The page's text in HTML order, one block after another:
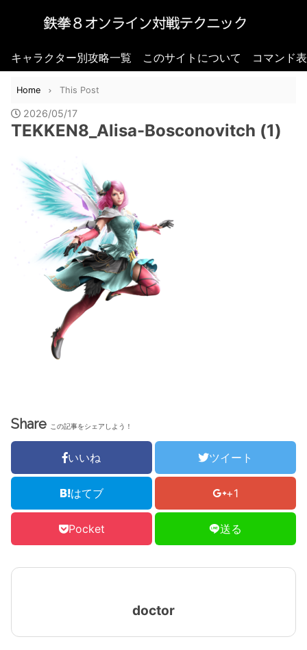
キャラクター別攻略一覧 このサイトについて コマンド
Home This Post
2026/05/17
TEKKEN8_Alisa-Bosconovitch (1)
Share この記事をシェアしよう！
いいね ツイート
はてブ +1
Pocket 送る
doctor